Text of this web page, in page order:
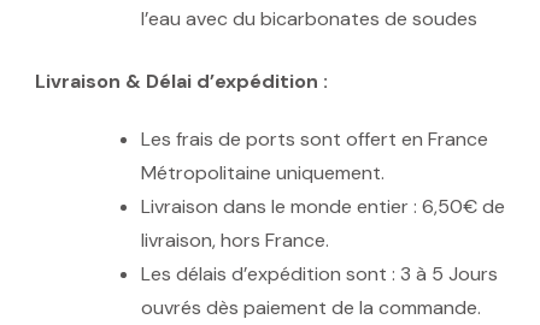
l’eau avec du bicarbonates de soudes
Livraison & Délai d’expédition :
Les frais de ports sont offert en France
Métropolitaine uniquement.
Livraison dans le monde entier : 6,50€ de
livraison, hors France.
Les délais d’expédition sont : 3 à 5 Jours
ouvrés dès paiement de la commande.